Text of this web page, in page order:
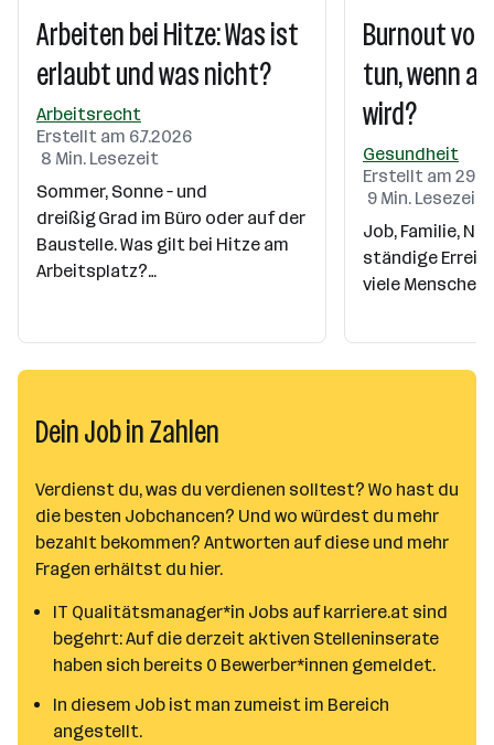
Arbeiten bei Hitze: Was ist
erlaubt und was nicht?
Arbeitsrecht
Erstellt am 6.7.2026
8 Min. Lesezeit
Sommer, Sonne – und
dreißig Grad im Büro oder auf der
Baustelle. Was gilt bei Hitze am
Arbeitsplatz?…
Burnout
tun, wenn
wird?
Gesundheit
Erstellt am
9 Min. Lesezeit
Job, Familie,
ständige
viele
Dein Job in Zahlen
Verdienst du, was du verdienen solltest? Wo hast du
die besten Jobchancen? Und wo würdest du mehr
bezahlt bekommen? Antworten auf diese und mehr
Fragen erhältst du hier.
IT Qualitätsmanager*in Jobs auf karriere.at sind
begehrt: Auf die derzeit aktiven Stelleninserate
haben sich bereits 0 Bewerber*innen gemeldet.
In diesem Job ist man zumeist im Bereich
angestellt.